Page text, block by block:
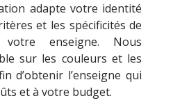
adapte votre identité
et les spécificités de
votre enseigne. Nous
sur les couleurs et les
d’obtenir l’enseigne qui
et à votre budget.